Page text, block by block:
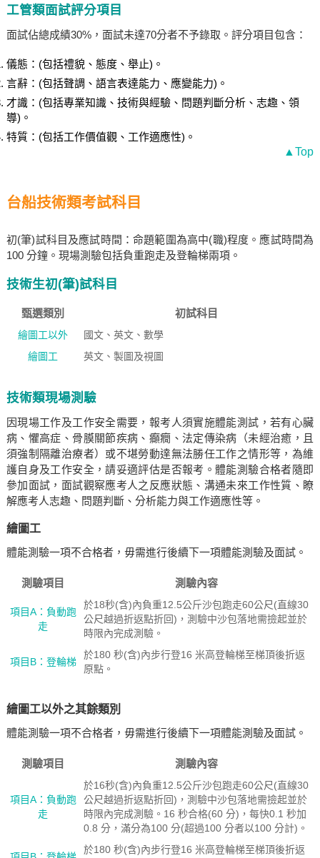
工管類面試評分項目
面試佔總成績30%，面試未達70分者不予錄取。評分項目包含：
儀態：(包括禮貌、態度、舉止)。
言辭：(包括聲調、語言表達能力、應變能力)。
才識：(包括專業知識、技術與經驗、問題判斷分析、志趣、領
導)。
特質：(包括工作價值觀、工作適應性)。
▲Top
台船技術類考試科目
初(筆)試科目及應試時間：命題範圍為高中(職)程度。應試時間為
100 分鐘。現場測驗包括負重跑走及登輪梯兩項。
技術生初(筆)試科目
甄選類別 初試科目
繪圖工以外
國文、英文、數學
繪圖工
英文、製圖及視圖
技術類現場測驗
因現場工作及工作安全需要，報考人須實施體能測試，若有心臟
病、懼高症、骨膜關節疾病、癲癇、法定傳染病（未經治癒，且
須強制隔離治療者）或不堪勞動達無法勝任工作之情形等，為維
護自身及工作安全，請妥適評估是否報考。體能測驗合格者隨即
參加面試，面試觀察應考人之反應狀態、溝通未來工作性質、瞭
解應考人志趣、問題判斷、分析能力與工作適應性等。
繪圖工
體能測驗一項不合格者，毋需進行後續下一項體能測驗及面試。
測驗項目 測驗內容
項目A：負動跑
走
於18秒(含)內負重12.5公斤沙包跑走60公尺(直線30
公尺越過折返點折回)，測驗中沙包落地需撿起並於
時限內完成測驗。
項目B：登輪梯
於180 秒(含)內步行登16 米高登輪梯至梯頂後折返
原點。
繪圖工以外之其餘類別
體能測驗一項不合格者，毋需進行後續下一項體能測驗及面試。
測驗項目 測驗內容
項目A：負動跑
走
於16秒(含)內負重12.5公斤沙包跑走60公尺(直線30
公尺越過折返點折回)，測驗中沙包落地需撿起並於
時限內完成測驗。16 秒合格(60 分)，每快0.1 秒加
0.8 分，滿分為100 分(超過100 分者以100 分計)。
於180 秒(含)內步行登16 米高登輪梯至梯頂後折返